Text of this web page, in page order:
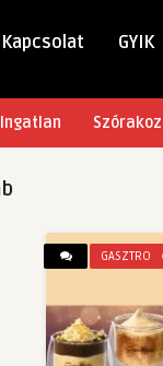
Kapcsolat GYIK
Ingatlan
GASZTRO